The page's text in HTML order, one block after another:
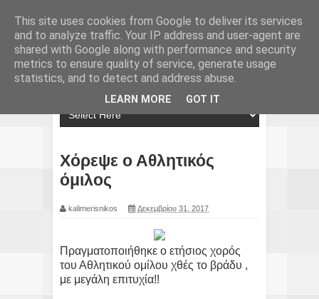
Χόρεψε ο Αθλητικός
όμιλος
kalimerisnikos Δεκεμβρίου 31, 2017
Πραγματοποιήθηκε ο ετήσιος χορός
του Αθλητικού ομίλου χθές το βράδυ ,
με μεγάλη επιτυχία!!
This site uses cookies from Google to deliver its services
and to analyze traffic. Your IP address and user-agent are
shared with Google along with performance and security
metrics to ensure quality of service, generate usage
statistics, and to detect and address abuse.
LEARN MORE GOT IT